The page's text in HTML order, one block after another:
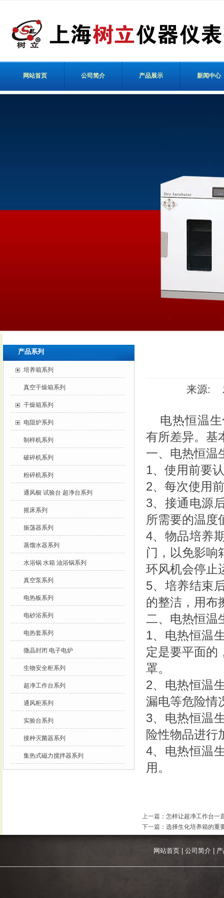
网站首页 公司简介 产品展示 新闻中心
来源:
电热恒温
有所差异。基
一、电热恒温
1、使用前要
2、每次使用
3、接通电源
所需要的温度
4、物品培养
门，以免影响
环风机会停止
5、培养结束
的整洁，用布
二、电热恒温
1、电热恒温
定是要平面的
罩。
2、电热恒温
漏电等危险情
3、电热恒温
险性物品进行
4、电热恒温
用。
上一篇 ： 怎样让超净工作台一
下一篇 ： 选择生化培养箱的重
产品系列
培养箱系列
真空干燥箱系列
干燥箱系列
电阻炉系列
制样机系列
破碎机系列
粉碎机系列
通风橱 试验台 超净台系列
摇床系列
振荡器系列
蒸馏水器系列
水浴锅 水箱 油浴锅系列
真空泵系列
电热板系列
电砂浴系列
电热套系列
微晶封闭 电子电炉
生物安全柜系列
超净工作台系列
通风柜系列
实验台系列
接种灭菌器系列
集热式磁力搅拌器系列
网站首页| 公司简介|